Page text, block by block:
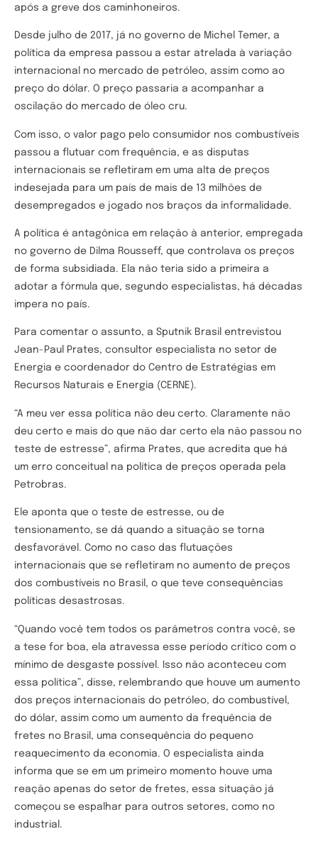
após a greve dos caminhoneiros.
Desde julho de 2017, já no governo de Michel Temer, a
política da empresa passou a estar atrelada à variação
internacional no mercado de petróleo, assim como ao
preço do dólar. O preço passaria a acompanhar a
oscilação do mercado de óleo cru.
Com isso, o valor pago pelo consumidor nos combustíveis
passou a flutuar com frequência, e as disputas
internacionais se refletiram em uma alta de preços
indesejada para um país de mais de 13 milhões de
desempregados e jogado nos braços da informalidade.
A política é antagônica em relação à anterior, empregada
no governo de Dilma Rousseff, que controlava os preços
de forma subsidiada. Ela não teria sido a primeira a
adotar a fórmula que, segundo especialistas, há décadas
impera no país.
Para comentar o assunto, a Sputnik Brasil entrevistou
Jean-Paul Prates, consultor especialista no setor de
Energia e coordenador do Centro de Estratégias em
Recursos Naturais e Energia (CERNE).
“A meu ver essa política não deu certo. Claramente não
deu certo e mais do que não dar certo ela não passou no
teste de estresse”, afirma Prates, que acredita que há
um erro conceitual na política de preços operada pela
Petrobras.
Ele aponta que o teste de estresse, ou de
tensionamento, se dá quando a situação se torna
desfavorável. Como no caso das flutuações
internacionais que se refletiram no aumento de preços
dos combustíveis no Brasil, o que teve consequências
políticas desastrosas.
“Quando você tem todos os parâmetros contra você, se
a tese for boa, ela atravessa esse período crítico com o
mínimo de desgaste possível. Isso não aconteceu com
essa política”, disse, relembrando que houve um aumento
dos preços internacionais do petróleo, do combustível,
do dólar, assim como um aumento da frequência de
fretes no Brasil, uma consequência do pequeno
reaquecimento da economia. O especialista ainda
informa que se em um primeiro momento houve uma
reação apenas do setor de fretes, essa situação já
começou se espalhar para outros setores, como no
industrial.